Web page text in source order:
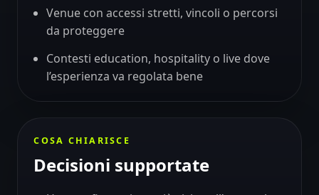
Venue con accessi stretti, vincoli o percorsi
da proteggere
Contesti education, hospitality o live dove
l’esperienza va regolata bene
COSA CHIARISCE
Decisioni supportate